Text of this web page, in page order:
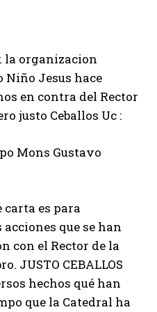
la organizacion
Jesus hace
en contra del Rector
justo Ceballos Uc :
Mons Gustavo
es para
que se han
con el Rector de la
JUSTO CEBALLOS
hechos qué han
que la Catedral ha